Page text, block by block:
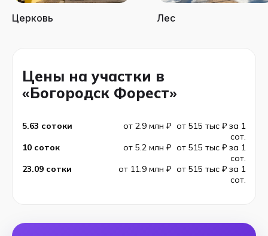
Церковь Лес
Цены на участки в
«Богородск Форест»
5.63 сотоки от 2.9 млн ₽ от 515 тыс ₽ за 1
сот.
10 соток
от 5.2 млн ₽ от 515 тыс ₽ за 1
сот.
23.09 сотки
от 11.9 млн ₽ от 515 тыс ₽ за 1
сот.